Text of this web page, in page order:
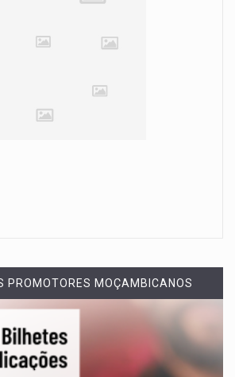
PROMOTORES MOÇAMBICANOS